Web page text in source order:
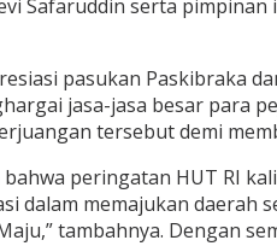
Safaruddin serta
pasukan Paskibraka
jasa-jasa besar para
tersebut demi
peringatan HUT RI
dalam memajukan
tambahnya. Dengan